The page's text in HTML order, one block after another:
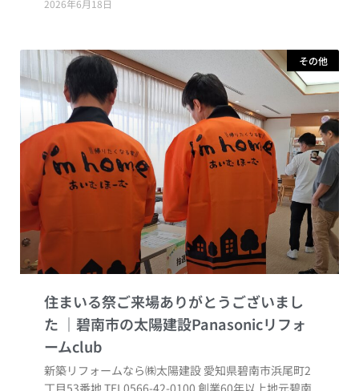
2026年6月18日
その他
住まいる祭ご来場ありがとうございまし
た
新築リフォームなら㈱太陽建設 愛知県碧南市浜尾町2